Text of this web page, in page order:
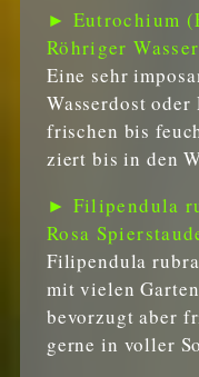
► Eutrochium
Röhriger
Eine sehr
Wasserdost
frischen bis
ziert bis in den
► Filipendula
Rosa
Filipendula
mit vielen
bevorzugt aber
gerne in voller